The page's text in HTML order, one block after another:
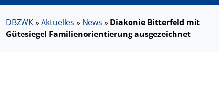
DBZWK» Aktuelles » News » Diakonie Bitterfeld mit
Gütesiegel Familienorientierung ausgezeichnet